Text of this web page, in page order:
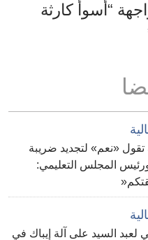
“أسوأ كارثة
تقول «نعم» لتجديد ضريبة
ورئيس المجلس التعليمي:
لعبد السيد على آلة إيباك في